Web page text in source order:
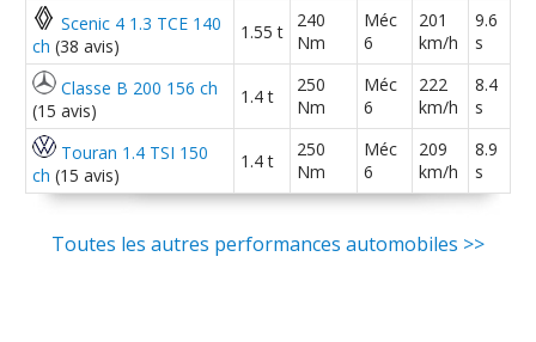
Scenic 4 1.3 TCE 140
ch (38 avis)
1.55 t
240
Nm
Méc
6
201
km/h
9.6
s
Classe B 200 156 ch
(15 avis)
1.4 t
250
Nm
Méc
6
222
km/h
8.4
s
Touran 1.4 TSI 150
ch (15 avis)
1.4 t
250
Nm
Méc
6
209
km/h
8.9
s
Toutes les autres performances automobiles >>